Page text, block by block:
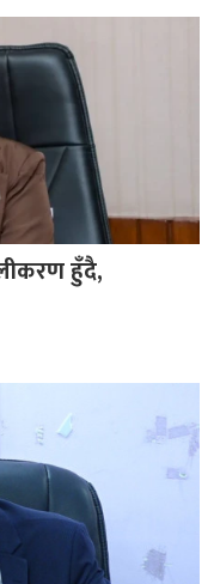
हुँदै,